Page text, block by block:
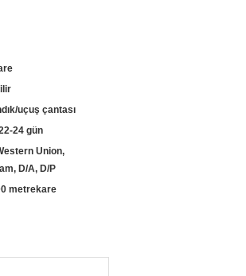
uçuş çantası
24 gün
Union,
D/A, D/P
metrekare